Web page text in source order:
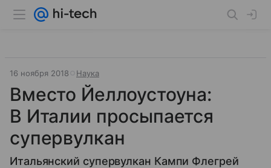
16 ноября 2018 Наука
Вместо Йеллоустоуна:
В Италии просыпается
супервулкан
Итальянский супервулкан Кампи Флегрей